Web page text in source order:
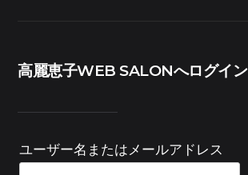
高麗恵子WEB SALONへログイン
ユーザー名またはメールアドレス